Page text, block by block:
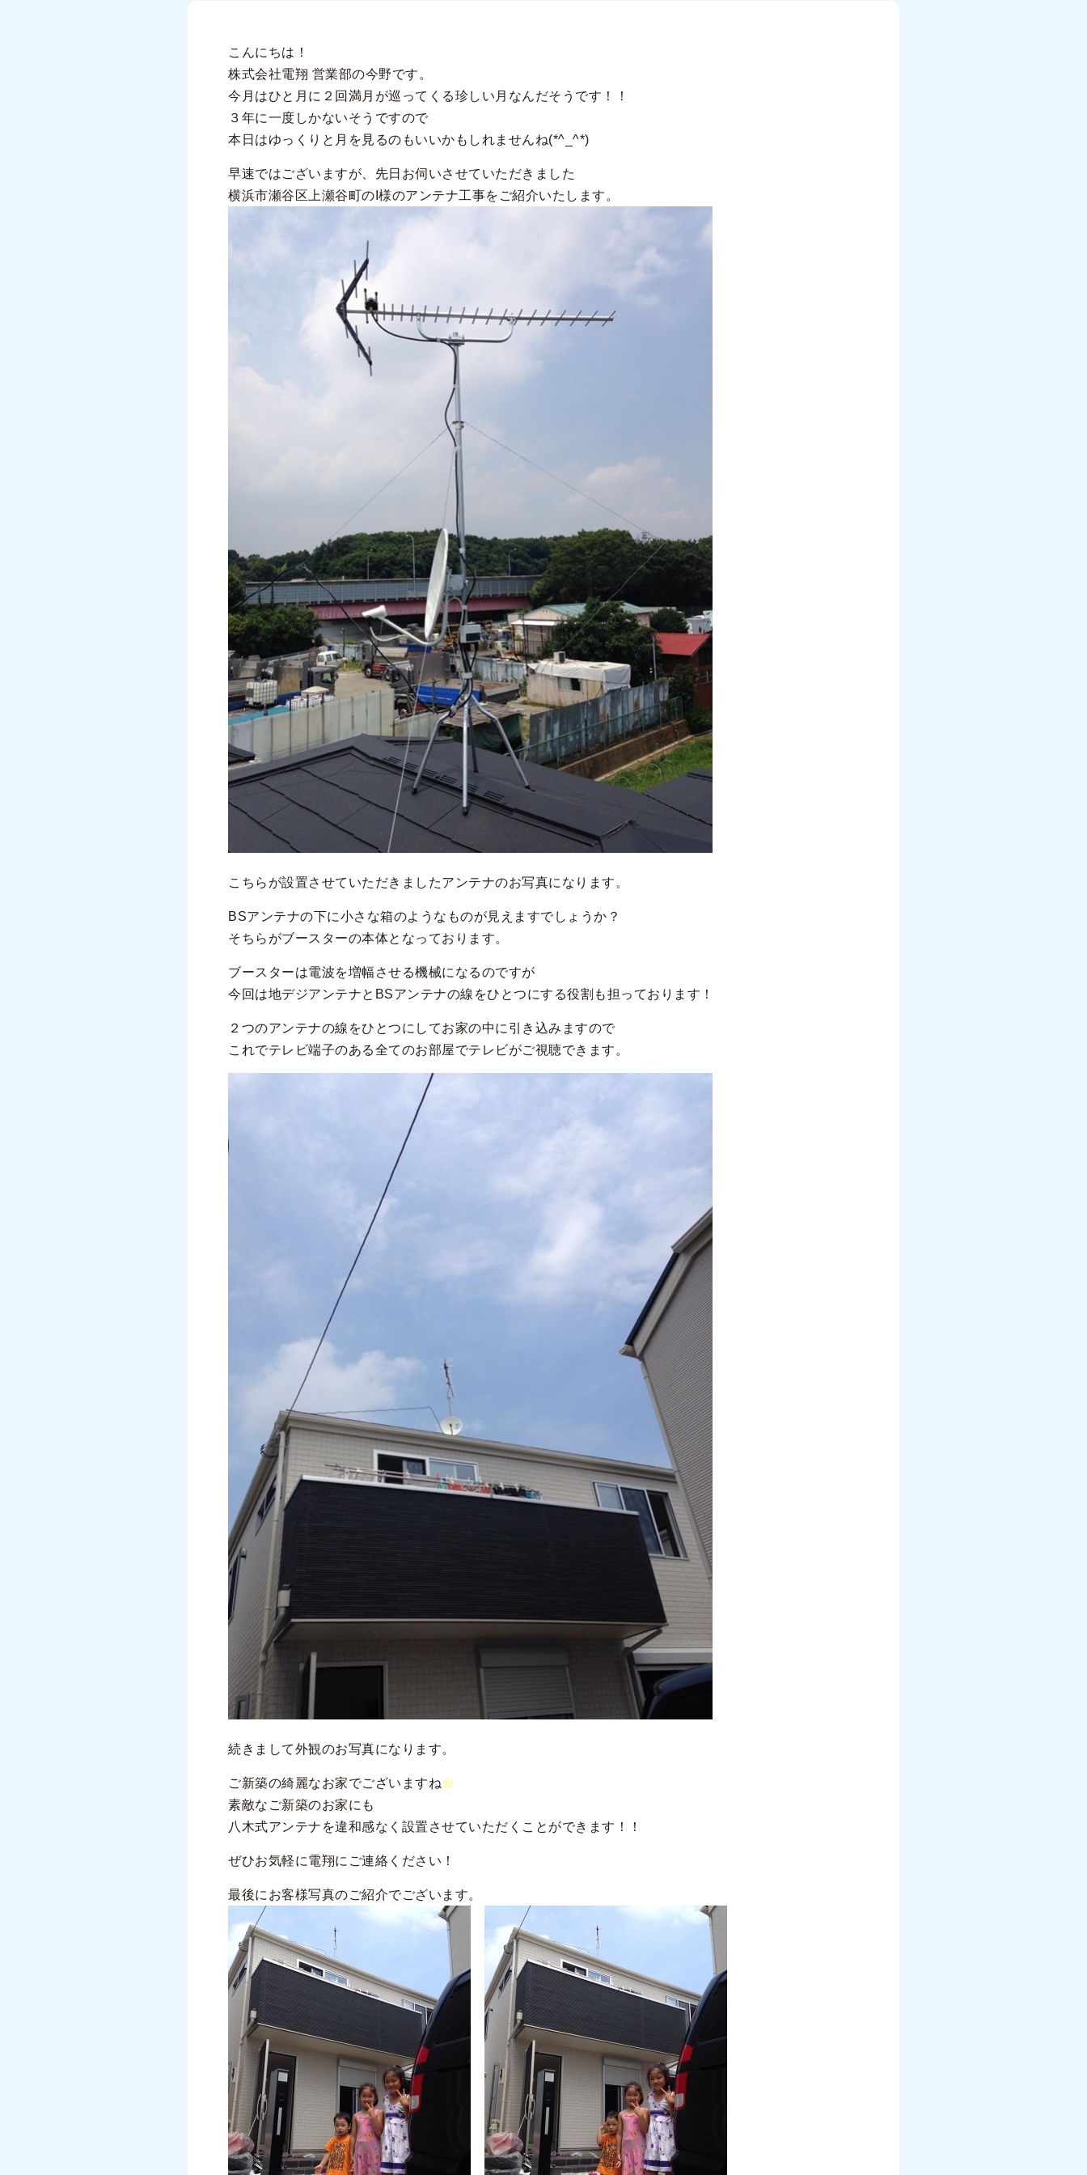
こんにちは！
株式会社電翔 営業部の今野です。
今月はひと月に２回満月が巡ってくる珍しい月なんだそうです！！
３年に一度しかないそうですので
本日はゆっくりと月を見るのもいいかもしれませんね(*^_^*)
早速ではございますが、先日お伺いさせていただきました
横浜市瀬谷区上瀬谷町のI様のアンテナ工事をご紹介いたします。
こちらが設置させていただきましたアンテナのお写真になります。
BSアンテナの下に小さな箱のようなものが見えますでしょうか？
そちらがブースターの本体となっております。
ブースターは電波を増幅させる機械になるのですが
今回は地デジアンテナとBSアンテナの線をひとつにする役割も担っております！
２つのアンテナの線をひとつにしてお家の中に引き込みますので
これでテレビ端子のある全てのお部屋でテレビがご視聴できます。
続きまして外観のお写真になります。
ご新築の綺麗なお家でございますね☆
素敵なご新築のお家にも
八木式アンテナを違和感なく設置させていただくことができます！！
ぜひお気軽に電翔にご連絡ください！
最後にお客様写真のご紹介でございます。